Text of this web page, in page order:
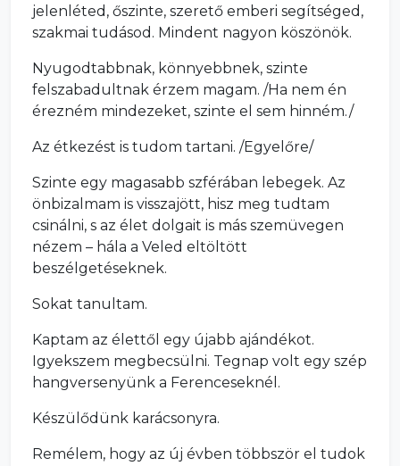
jelenléted, őszinte, szerető emberi segítséged,
szakmai tudásod. Mindent nagyon köszönök.
Nyugodtabbnak, könnyebbnek, szinte
felszabadultnak érzem magam. /Ha nem én
érezném mindezeket, szinte el sem hinném./
Az étkezést is tudom tartani. /Egyelőre/
Szinte egy magasabb szférában lebegek. Az
önbizalmam is visszajött, hisz meg tudtam
csinálni, s az élet dolgait is más szemüvegen
nézem – hála a Veled eltöltött
beszélgetéseknek.
Sokat tanultam.
Kaptam az élettől egy újabb ajándékot.
Igyekszem megbecsülni. Tegnap volt egy szép
hangversenyünk a Ferenceseknél.
Készülődünk karácsonyra.
Remélem, hogy az új évben többször el tudok